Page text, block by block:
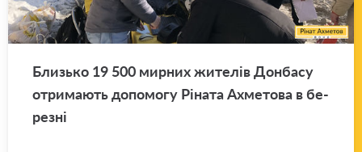
Близь­ко 19 500 мир­них жи­те­лів Дон­ба­су
отри­ма­ють до­по­мо­гу Рі­на­та Ахме­то­ва в бе­
ре­зні